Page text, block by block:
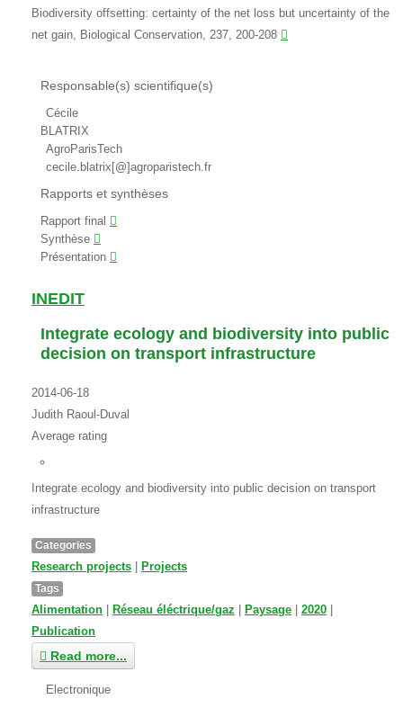
Biodiversity offsetting: certainty of the net loss but uncertainty of the
net gain, Biological Conservation, 237, 200-208
Responsable(s) scientifique(s)
Cécile
BLATRIX
AgroParisTech
cecile.blatrix[@]agroparistech.fr
Rapports et synthèses
Rapport final
Synthèse
Présentation
INEDIT
Integrate ecology and biodiversity into public
decision on transport infrastructure
2014-06-18
Judith Raoul-Duval
Average rating
Integrate ecology and biodiversity into public decision on transport
infrastructure
Categories
Research projects Projects
Tags
Alimentation Réseau éléctrique/gaz Paysage 2020
Publication
Read more...
Electronique